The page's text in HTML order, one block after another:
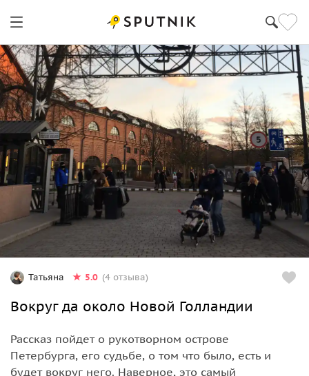
Татьяна 5.0 (4 отзыва)
Вокруг да около Новой Голландии
Рассказ пойдет о рукотворном острове
Петербурга, его судьбе, о том что было, есть и
будет вокруг него. Наверное, это самый